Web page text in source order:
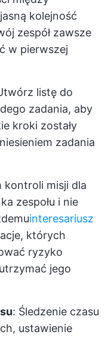
kolejność
zespół zawsze
w pierwszej
listę do
zadania, aby
kroki zostały
zadania
kontroli misji dla
zespołu i nie
interesariusz
których
ryzyko
jego
: Śledzenie czasu
ustawienie